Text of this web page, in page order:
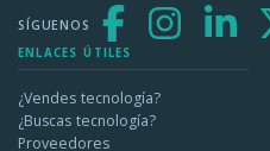
SÍGUENOS
ENLACES ÚTILES
¿Vendes tecnología?
¿Buscas tecnología?
Proveedores